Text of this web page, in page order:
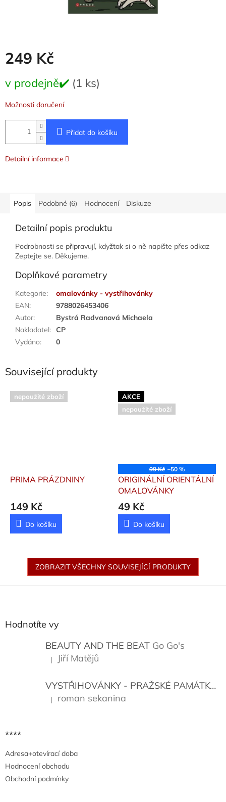
249 Kč
cena:
v prodejně✔️ (1 ks)
Možnosti doručení
Přidat do košíku
Detailní informace
Popis Podobné (6) Hodnocení Diskuze
Detailní popis produktu
Podrobnosti se připravují, kdyžtak si o ně napište přes odkaz
Zeptejte se. Děkujeme.
Doplňkové parametry
Kategorie:
omalovánky - vystřihovánky
EAN:
9788026453406
Autor:
Bystrá Radvanová Michaela
Nakladatel: CP
Vydáno: 0
Související produkty
nepoužité zboží
PRIMA PRÁZDNINY
149 Kč
Do košíku
AKCE
nepoužité zboží
99 Kč –50 %
ORIGINÁLNÍ ORIENTÁLNÍ
OMALOVÁNKY
49 Kč
Do košíku
ZOBRAZIT VŠECHNY SOUVISEJÍCÍ PRODUKTY
Hodnotíte vy
BEAUTY AND THE BEAT Go Go's
Hodnocení produktu je 5 z 5 hvězdiček.
| Jiří Matějů
VYSTŘIHOVÁNKY - PRAŽSKÉ PAMÁTKY
Hodnocení produktu je 5 z 5 hvězdiček.
| roman sekanina
****
Adresa+otevírací doba
Hodnocení obchodu
Obchodní podmínky